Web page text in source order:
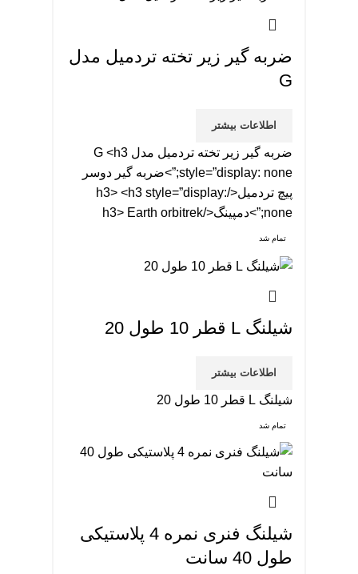
ضربه گیر زیر تخته تردمیل مدل
G
اطلاعات بیشتر
ضربه گیر زیر تخته تردمیل مدل G <h3
style=”display: none;”>ضربه گیر دوسر
پیچ تردمیل</h3> <h3 style=”display:
none;”>دمپینگ</h3> Earth orbitrek
تمام شد
شیلنگ L قطر 10 طول 20
اطلاعات بیشتر
شیلنگ L قطر 10 طول 20
تمام شد
شیلنگ فنری نمره 4 پلاستیکی
طول 40 سانت